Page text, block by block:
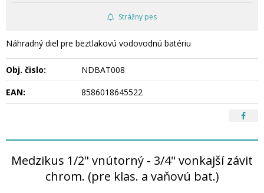
Strážny pes
Náhradný diel pre beztlakovú vodovodnú batériu
Obj. čislo:
NDBAT008
EAN:
8586018645522
Medzikus 1/2" vnútorný - 3/4" vonkajší závit
chrom. (pre klas. a vaňovú bat.)